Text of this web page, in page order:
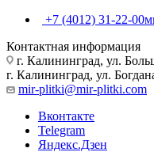
+7 (4012) 31-22-00
Контактная информация
г. Калининград, ул.
г. Калининград, ул.
mir-plitki@mir-plitki.com
Вконтакте
Telegram
Яндекс.Дзен